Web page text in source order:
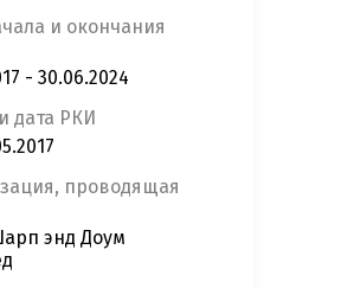
и окончания
- 30.06.2024
дата РКИ
проводящая
энд Доум